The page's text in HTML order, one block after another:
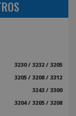
3230 / 3232 / 3205
3205 / 3208 / 3312
3243 / 3300
3204 / 3205 / 3208